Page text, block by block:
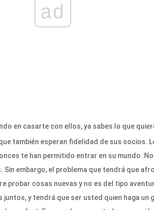
ad
en casarte con ellos, ya sabes lo que
también esperan fidelidad de sus socios.
te han permitido entrar en su mundo.
Sin embargo, el problema que tendrá que
probar cosas nuevas y no es del tipo
y tendrá que ser usted quien haga un